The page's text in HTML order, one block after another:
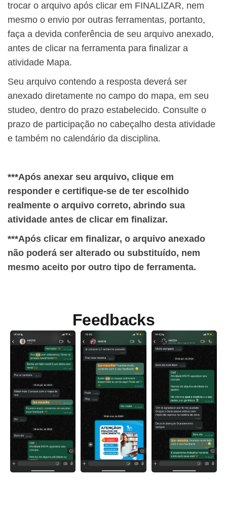
trocar o arquivo após clicar em FINALIZAR, nem
mesmo o envio por outras ferramentas, portanto,
faça a devida conferência de seu arquivo anexado,
antes de clicar na ferramenta para finalizar a
atividade Mapa.
Seu arquivo contendo a resposta deverá ser
anexado diretamente no campo do mapa, em seu
studeo, dentro do prazo estabelecido. Consulte o
prazo de participação no cabeçalho desta atividade
e também no calendário da disciplina.
***Após anexar seu arquivo, clique em
responder e certifique-se de ter escolhido
realmente o arquivo correto, abrindo sua
atividade antes de clicar em finalizar.
***Após clicar em finalizar, o arquivo anexado
não poderá ser alterado ou substituído, nem
mesmo aceito por outro tipo de ferramenta.
Feedbacks